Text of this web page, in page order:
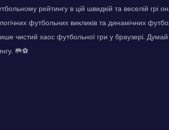
рейтингу в цій швидкій та веселій грі
футбольних викликів та динамічних
чистий хаос футбольної гри у браузері.
🥅⚽